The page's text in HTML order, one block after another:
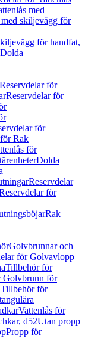
med
skiljevägg för
för handfat,
Reservdelar för
Reservdelar för
för
Rak
för
Dolda
Reservdelar
för
Rak
Golvbrunnar och
för Golvavlopp
Tillbehör för
Golvbrunn för
för
Vattenlås för
d52Utan propp
Propp för